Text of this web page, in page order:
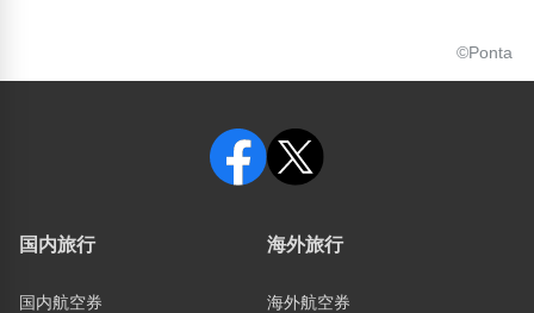
©Ponta
国内旅行
国内航空券
海外旅行
海外航空券